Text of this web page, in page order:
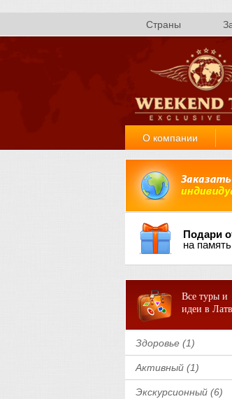
Страны
О компании
Подари
на память
Все туры и
идеи в
Здоровье (1)
Активный (1)
Экскурсионный (6)